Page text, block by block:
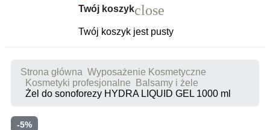
Ładowanie
Twój koszykclose
Twój koszyk jest pusty
Strona główna Wyposażenie Kosmetyczne
Kosmetyki profesjonalne
Balsamy i żele
Żel do sonoforezy HYDRA LIQUID GEL 1000 ml
-5%